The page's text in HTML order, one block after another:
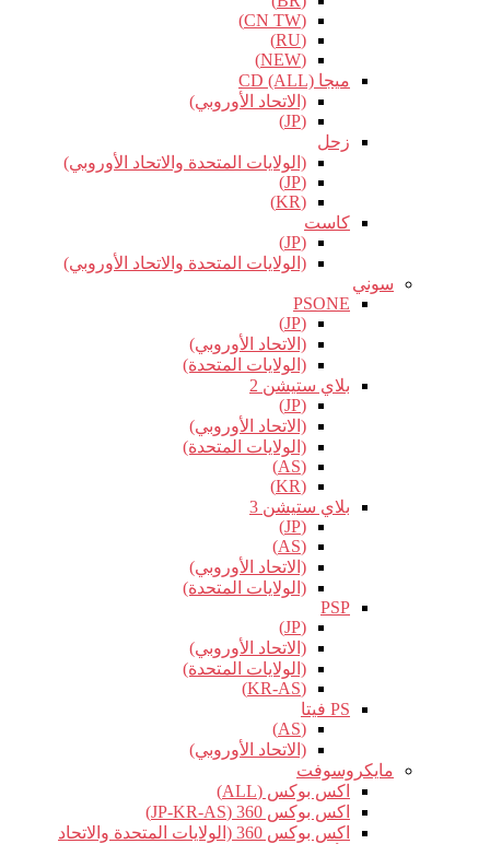
(CN TW)
(RU)
(NEW)
ميجا CD (ALL)
(الاتحاد الأوروبي)
(JP)
زحل
(الولايات المتحدة والاتحاد الأوروبي)
(JP)
(KR)
كاست
(JP)
(الولايات المتحدة والاتحاد الأوروبي)
سوني
PSONE
(JP)
(الاتحاد الأوروبي)
(الولايات المتحدة)
بلاي ستيشن 2
(JP)
(الاتحاد الأوروبي)
(الولايات المتحدة)
(AS)
(KR)
بلاي ستيشن 3
(JP)
(AS)
(الاتحاد الأوروبي)
(الولايات المتحدة)
PSP
(JP)
(الاتحاد الأوروبي)
(الولايات المتحدة)
(KR-AS)
PS فيتا
(AS)
(الاتحاد الأوروبي)
مايكروسوفت
اكس بوكس (ALL)
اكس بوكس 360 (JP-KR-AS)
اكس بوكس 360 (الولايات المتحدة والاتحاد